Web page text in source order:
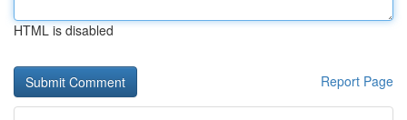
HTML is disabled
Report Page